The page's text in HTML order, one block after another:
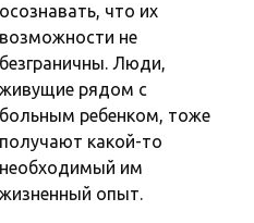
осознавать, что их
возможности не
безграничны. Люди,
живущие рядом с
больным ребенком, тоже
получают какой-то
необходимый им
жизненный опыт.